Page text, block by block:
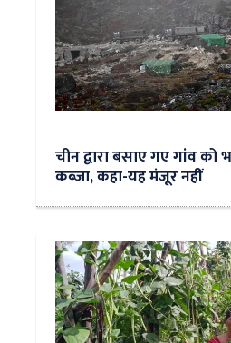
चीन द्वारा बसाए गए गांव को
कब्जा, कहा-यह मंजूर नहीं